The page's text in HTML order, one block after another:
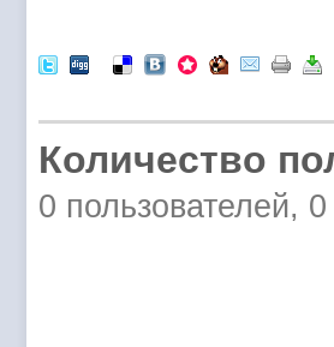
Количество
0 пользователей,